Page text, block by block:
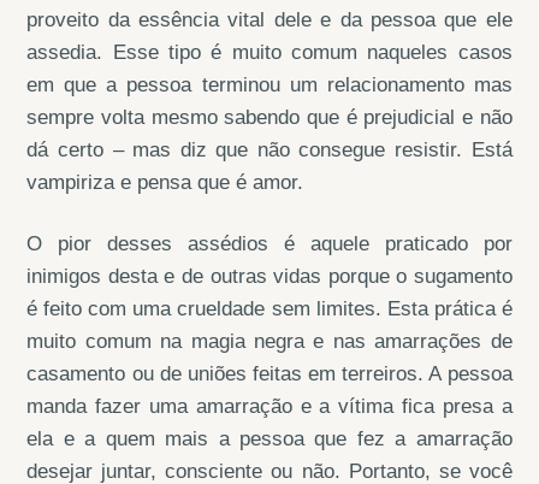
proveito da essência vital dele e da pessoa que ele
assedia. Esse tipo é muito comum naqueles casos
em que a pessoa terminou um relacionamento mas
sempre volta mesmo sabendo que é prejudicial e não
dá certo – mas diz que não consegue resistir. Está
vampiriza e pensa que é amor.
O pior desses assédios é aquele praticado por
inimigos desta e de outras vidas porque o sugamento
é feito com uma crueldade sem limites. Esta prática é
muito comum na magia negra e nas amarrações de
casamento ou de uniões feitas em terreiros. A pessoa
manda fazer uma amarração e a vítima fica presa a
ela e a quem mais a pessoa que fez a amarração
desejar juntar, consciente ou não. Portanto, se você